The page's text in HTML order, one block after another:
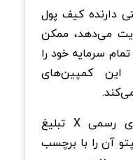
دارنده کیف پول
می‌دهد، ممکن
سرمایه خود را
کمپین‌های
اول اینکه از طریق کانال‌های رسمی X تبلیغ
آن را با برچسب